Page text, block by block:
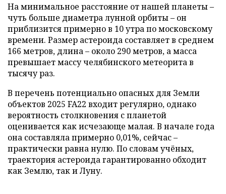
На минимальное расстояние от нашей планеты –
чуть больше диаметра лунной орбиты – он
приблизится примерно в 10 утра по московскому
времени. Размер астероида составляет в среднем
166 метров, длина – около 290 метров, а масса
превышает массу челябинского метеорита в
тысячу раз.
В перечень потенциально опасных для Земли
объектов 2025 FA22 входит регулярно, однако
вероятность столкновения с планетой
оценивается как исчезающе малая. В начале года
она составляла примерно 0,01%, сейчас –
практически равна нулю. По словам учёных,
траектория астероида гарантированно обходит
как Землю, так и Луну.